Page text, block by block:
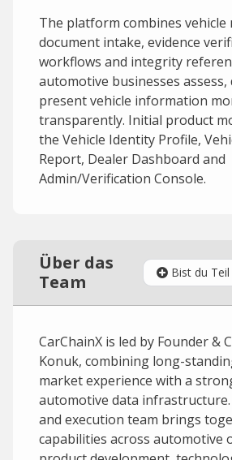
The platform combines vehicle
document intake, evidence
workflows and integrity
automotive businesses assess,
present vehicle information
transparently. Initial product
the Vehicle Identity Profile,
Report, Dealer Dashboard and
Admin/Verification Console.
Über das
Team
Bist du
CarChainX is led by Founder &
Konuk, combining long-
market experience with a
automotive data
and execution team brings
capabilities across automotive